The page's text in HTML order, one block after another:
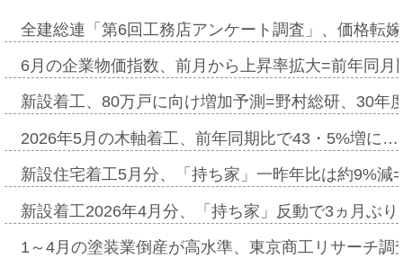
全建総連「第6回工務店アンケート調査」、価格転
6月の企業物価指数、前月から上昇率拡大=前年同
新設着工、80万戸に向け増加予測=野村総研、30年
2026年5月の木軸着工、前年同期比で43・5%増に…
新設住宅着工5月分、「持ち家」一昨年比は約9%
新設着工2026年4月分、「持ち家」反動で3ヵ月ぶ
1～4月の塗装業倒産が高水準、東京商工リサーチ